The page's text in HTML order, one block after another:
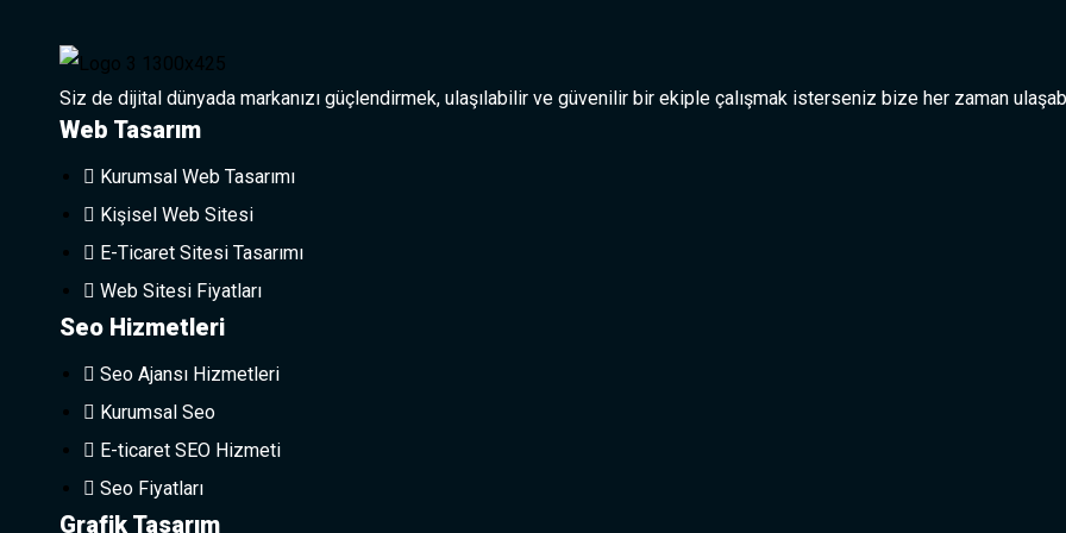
Siz de dijital dünyada markanızı güçlendirmek, ulaşılabilir ve güvenilir bir ekiple çalışmak isterseniz bize her zaman
Web Tasarım
Kurumsal Web Tasarımı
Kişisel Web Sitesi
E-Ticaret Sitesi Tasarımı
Web Sitesi Fiyatları
Seo Hizmetleri
Seo Ajansı Hizmetleri
Kurumsal Seo
E-ticaret SEO Hizmeti
Seo Fiyatları
Grafik Tasarım